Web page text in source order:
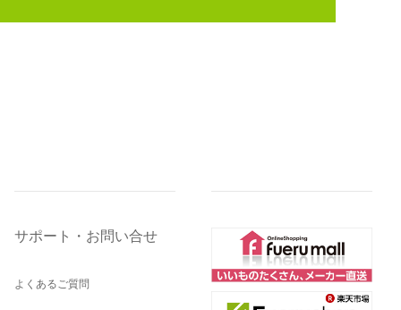
サポート・お問い合せ
よくあるご質問